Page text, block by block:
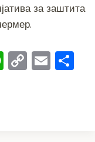
за заштита
W C E